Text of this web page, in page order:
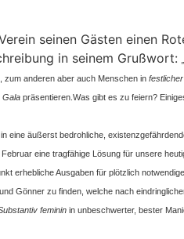
seinen Gästen einen
in seinem Grußwort:
, zum anderen aber auch Menschen in
Gala präsentieren. Was gibt es zu feiern?
äußerst bedrohliche,
eine tragfähige Lösung für unsere
erhebliche Ausgaben für plötzlich
Gönner zu finden, welche nach
feminin in unbeschwerter, bester